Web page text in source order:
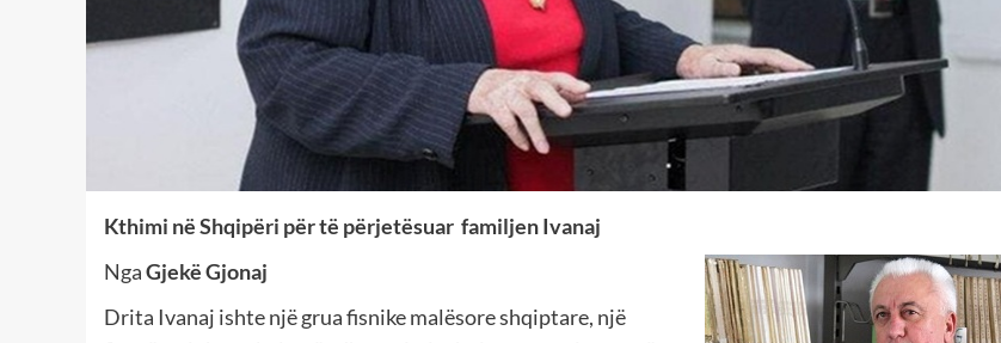
Kthimi në Shqipëri për të përjetësuar familjen Ivanaj
NgaGjekë Gjonaj
Drita Ivanaj ishte një grua fisnike malësore shqiptare, një